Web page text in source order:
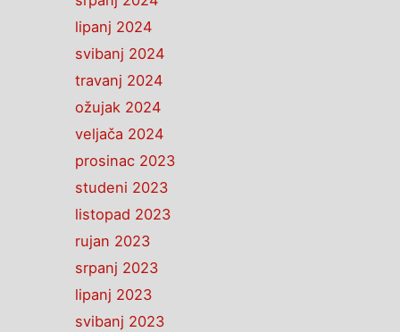
lipanj 2024
svibanj 2024
travanj 2024
ožujak 2024
veljača 2024
prosinac 2023
studeni 2023
listopad 2023
rujan 2023
srpanj 2023
lipanj 2023
svibanj 2023